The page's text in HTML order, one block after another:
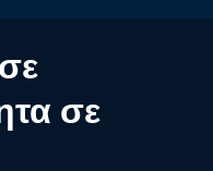
σε